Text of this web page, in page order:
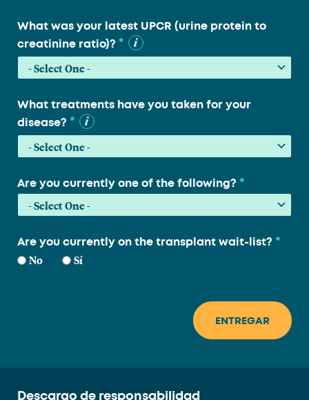
What was your latest UPCR (urine protein to
creatinine ratio)? *
What treatments have you taken for your
disease? *
Are you currently one of the following? *
Are you currently on the transplant wait-list? *
No Sí
Descargo de responsabilidad